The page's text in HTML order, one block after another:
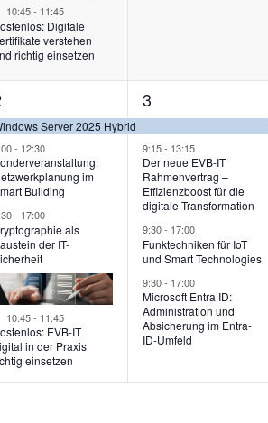
Hervorgehoben
10:45- 11:45
Digitale
verstehen
richtig einsetzen
Server 2025 Hybrid
- 12:30
im
Building
- 17:00
als
der IT-
Hervorgehoben
10:45- 11:45
EVB-IT
in der Praxis
einsetzen
4
Veranstaltungen,
3
9:15- 13:15
Der neue EVB-IT
Rahmenvertrag –
Effizienzboost für die
digitale Transformation
9:30- 17:00
Funktechniken für IoT
und Smart Technologies
9:30- 17:00
Microsoft Entra ID:
Administration und
Absicherung im Entra-
ID-Umfeld